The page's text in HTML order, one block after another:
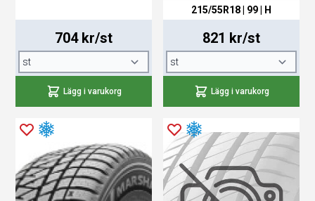
704 kr/st
Lägg i varukorg
215/55R18 | 99 | H
821 kr/st
Lägg i varukorg